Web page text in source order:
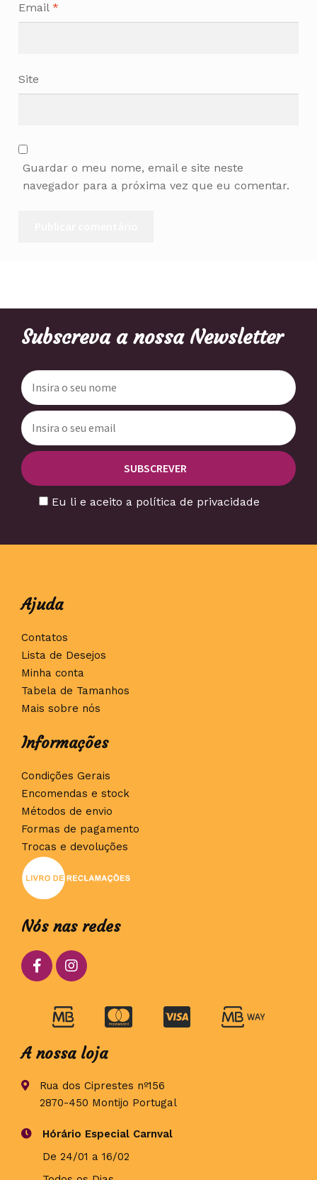
Email *
Site
Guardar o meu nome, email e site neste
navegador para a próxima vez que eu comentar.
Subscreva a nossa Newsletter
Eu li e aceito a política de privacidade
Ajuda
Contatos
Lista de Desejos
Minha conta
Tabela de Tamanhos
Mais sobre nós
Informações
Condições Gerais
Encomendas e stock
Métodos de envio
Formas de pagamento
Trocas e devoluções
Nós nas redes
A nossa loja
Rua dos Ciprestes nº156
2870-450 Montijo Portugal
Hórário Especial Carnval
De 24/01 a 16/02